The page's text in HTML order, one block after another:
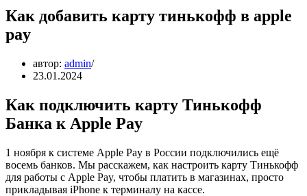
Как добавить карту тинькофф в apple
pay
автор: admin
23.01.2024
Как подключить карту Тинькофф
Банка к Apple Pay
1 ноября к системе Apple Pay в России подключились ещё
восемь банков. Мы расскажем, как настроить карту Тинькофф
для работы с Apple Pay, чтобы платить в магазинах, просто
прикладывая iPhone к терминалу на кассе.